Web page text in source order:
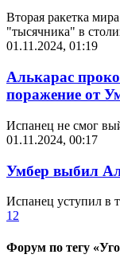
Вторая ракетка
"тысячника" в
01.11.2024, 01:19
Алькарас
поражение от
Испанец не смог
01.11.2024, 00:17
Умбер выбил
Испанец уступил в
1 2
Форум по тегу